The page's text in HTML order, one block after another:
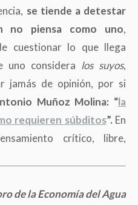
se tiende a detestar
no piensa como uno,
cuestionar lo que llega
uno considera los suyos,
jamás de opinión, por si
Muñoz Molina: “la
requieren súbditos”. En
crítico, libre,
de la Economía del Agua